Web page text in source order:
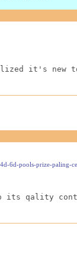
it's new
6d-pools-prize-paling-
its qality